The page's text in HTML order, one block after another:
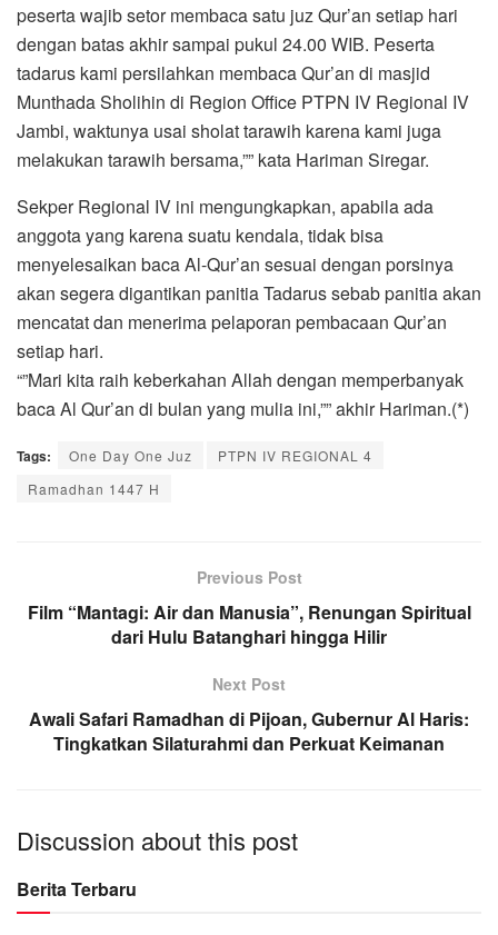
peserta wajib setor membaca satu juz Qur’an setiap hari
dengan batas akhir sampai pukul 24.00 WIB. Peserta
tadarus kami persilahkan membaca Qur’an di masjid
Munthada Sholihin di Region Office PTPN IV Regional IV
Jambi, waktunya usai sholat tarawih karena kami juga
melakukan tarawih bersama,”” kata Hariman Siregar.
Sekper Regional IV ini mengungkapkan, apabila ada
anggota yang karena suatu kendala, tidak bisa
menyelesaikan baca Al-Qur’an sesuai dengan porsinya
akan segera digantikan panitia Tadarus sebab panitia akan
mencatat dan menerima pelaporan pembacaan Qur’an
setiap hari.
“”Mari kita raih keberkahan Allah dengan memperbanyak
baca Al Qur’an di bulan yang mulia ini,”” akhir Hariman.(*)
Tags: One Day One Juz
PTPN IV REGIONAL 4
Ramadhan 1447 H
Previous Post
Film “Mantagi: Air dan Manusia”, Renungan Spiritual
dari Hulu Batanghari hingga Hilir
Next Post
Awali Safari Ramadhan di Pijoan, Gubernur Al Haris:
Tingkatkan Silaturahmi dan Perkuat Keimanan
Discussion about this post
Berita Terbaru